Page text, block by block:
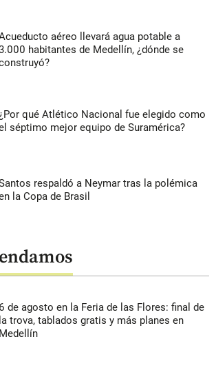
aéreo llevará agua potable a
habitantes de Medellín, ¿dónde se
qué Atlético Nacional fue elegido como
séptimo mejor equipo de Suramérica?
respaldó a Neymar tras la polémica
la Copa de Brasil
6 de agosto en la Feria de las Flores: final de
la trova, tablados gratis y más planes en
Medellín